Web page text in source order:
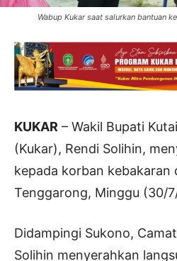
Wabup Kukar saat salurkan bantuan
KUKAR – Wakil Bupati
(Kukar), Rendi Solihin,
kepada korban kebakaran
Tenggarong, Minggu (30/
Didampingi Sukono,
Solihin menyerahkan